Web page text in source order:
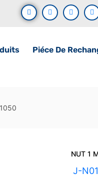
Piéce De
NUT 1
J-